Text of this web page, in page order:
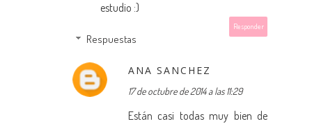
estudio :)
Responder
Respuestas
ANA SANCHEZ
17 de octubre de 2014 a las 11:29
Están casi todas muy bien de